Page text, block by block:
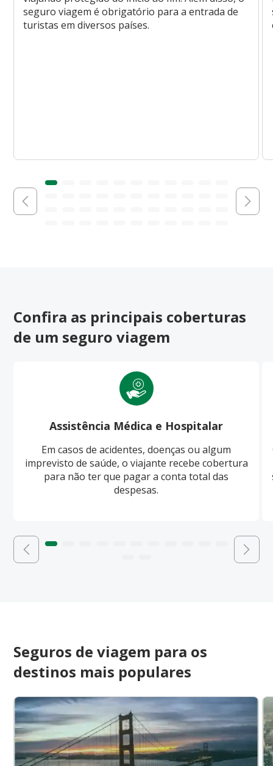
seguro viagem é obrigatório para a entrada de
turistas em diversos países.
Confira as principais coberturas
de um seguro viagem
Assistência Médica e Hospitalar
Em casos de acidentes, doenças ou algum
imprevisto de saúde, o viajante recebe cobertura
para não ter que pagar a conta total das
despesas.
Seguros de viagem para os
destinos mais populares